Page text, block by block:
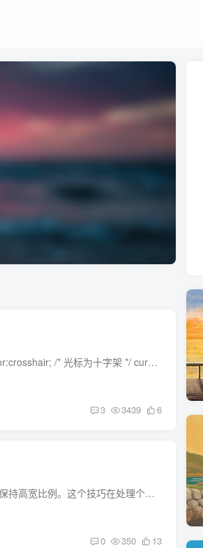
1.鼠标样式 cursor cursor:pointer; /* 光标为一只手 */ cursor:crosshair; /* 光标为十字架 */ cursor:help; /* 帮助 */ cursor:wait; /* 沙漏 */ 其他请参考手册cursor 2.轮廓线 outline ...
3 3439 6
Object-fit : cover 这个属性可以让图片填充整个区域，同时保持高宽比例。这个技巧在处理个人资料图片时尤其有用。 Transform: scaleX(-1) / scaleY(-1) 使用transform: scaleX(-1)可以水平翻转...
0 350 13